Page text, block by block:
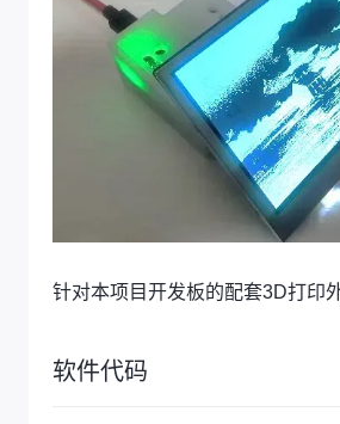
针对本项目开发板的配套3D打印
软件代码